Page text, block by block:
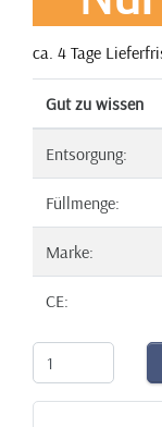
ca. 4 Tage
Gut zu wissen
Entsorgung:
Füllmenge:
Marke:
CE: